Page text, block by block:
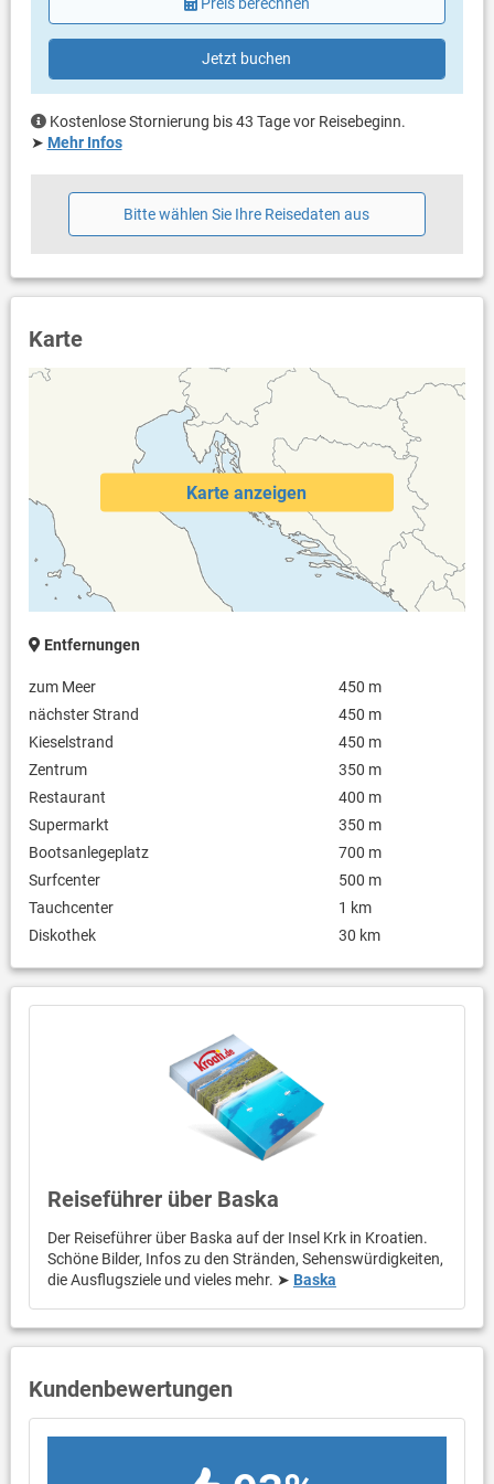
Eigentümer lebt im gleichen Haus
Bettwäsche vorhanden
Handtücher vorhanden
Internet per WLAN
Jetzt buchen
Kostenlose Stornierung bis 43 Tage vor Reisebeginn.
➤ Mehr Infos
Bitte wählen Sie Ihre Reisedaten aus
Karte
Karte anzeigen
Entfernungen
zum Meer
450 m
nächster Strand
450 m
Kieselstrand
450 m
Zentrum
350 m
Restaurant
400 m
Supermarkt
350 m
Bootsanlegeplatz
700 m
Surfcenter
500 m
Tauchcenter
1 km
Diskothek
30 km
Reiseführer über Baska
Der Reiseführer über Baska auf der Insel Krk in Kroatien.
Schöne Bilder, Infos zu den Stränden, Sehenswürdigkeiten,
die Ausflugsziele und vieles mehr. ➤ Baska
Kundenbewertungen